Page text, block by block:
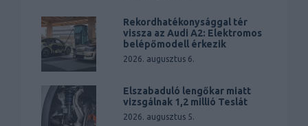
Rekordhatékonysággal tér
vissza az Audi A2: Elektromos
belépőmodell érkezik
2026. augusztus 6.
Elszabaduló lengőkar miatt
vizsgálnak 1,2 millió Teslát
2026. augusztus 5.